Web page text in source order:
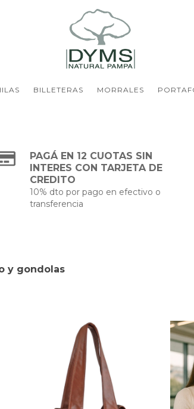
BILLETERAS MORRALES
PAGÁ EN 12 CUOTAS SIN
INTERES CON TARJETA DE
CREDITO
10% dto por pago en efectivo o
transferencia
y gondolas